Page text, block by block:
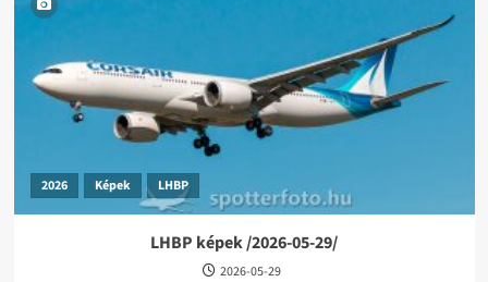
2026 Képek LHBP
LHBP képek /2026-05-29/
2026-05-29